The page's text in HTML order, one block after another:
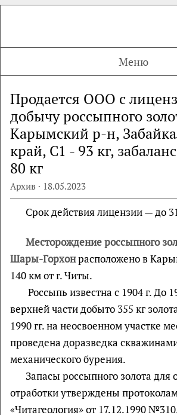
Меню
Продается ООО с
добычу россыпного
Карымский р-н,
край, С1 - 93 кг,
80 кг
Архив · 18.05.2023
Срок действия лицензии — до
Месторождение россыпного
Шары-Горхонрасположено в
140 км от г. Читы.
Россыпь известна с 1904 г. До
верхней части добыто 355 кг
1990 гг. на неосвоенном участке
проведена доразведка
механического бурения.
Запасы россыпного золота для
отработки утверждены
«Читагеология» от 17.12.1990